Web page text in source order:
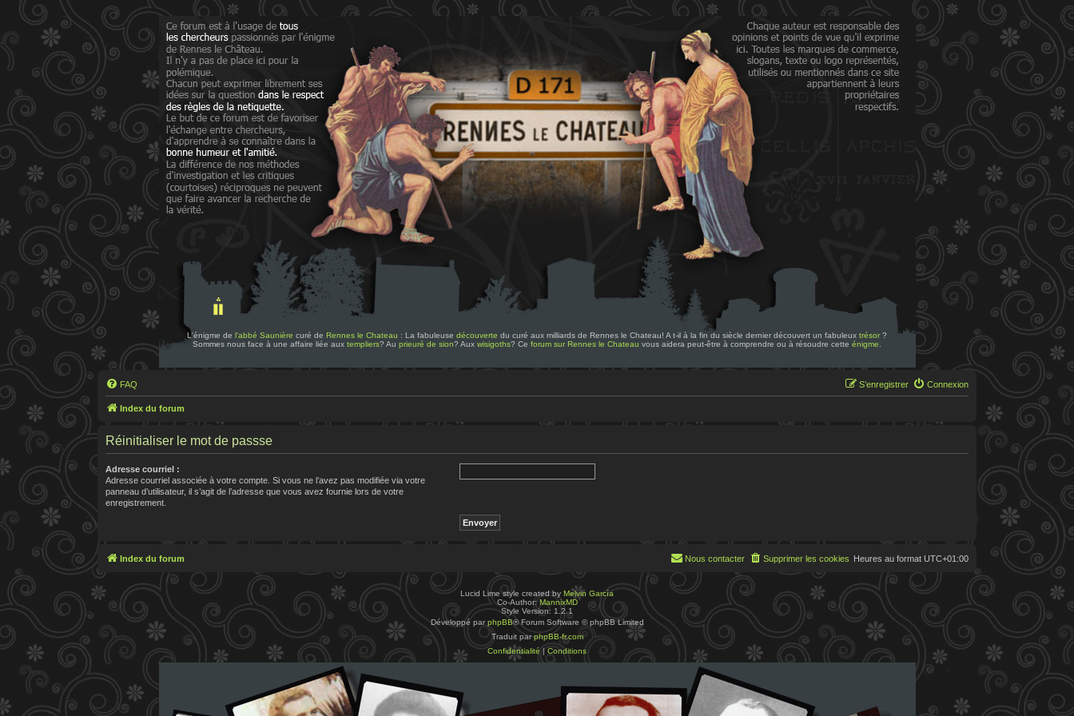
L'énigme de l'abbé Saunière curé de Rennes le Chateau : La fabuleuse découverte du curé aux milliards de Rennes le Chateau! A t-il à la fin du siècle dernier découvert un fabuleux trésor ?
Sommes nous face à une affaire liée aux templiers? Au prieuré de sion? Aux wisigoths? Ce forum sur Rennes le Chateau vous aidera peut-être à comprendre ou à résoudre cette énigme
FAQ Connexion
S’enregistrer
Index du forum
Réinitialiser le mot de passse
Adresse courriel :
Adresse courriel associée à votre compte. Si vous ne l’avez pas modifiée via votre
panneau d’utilisateur, il s’agit de l’adresse que vous avez fournie lors de votre
enregistrement.
Index du forum Heures au format UTC+01:00
Supprimer les cookies
Nous contacter
Lucid Lime style created by Melvin García
Co-Author:MannixMD
Style Version: 1.2.1
Développé parphpBB® Forum Software © phpBB Limited
Traduit parphpBB-fr.com
Confidentialité |Conditions